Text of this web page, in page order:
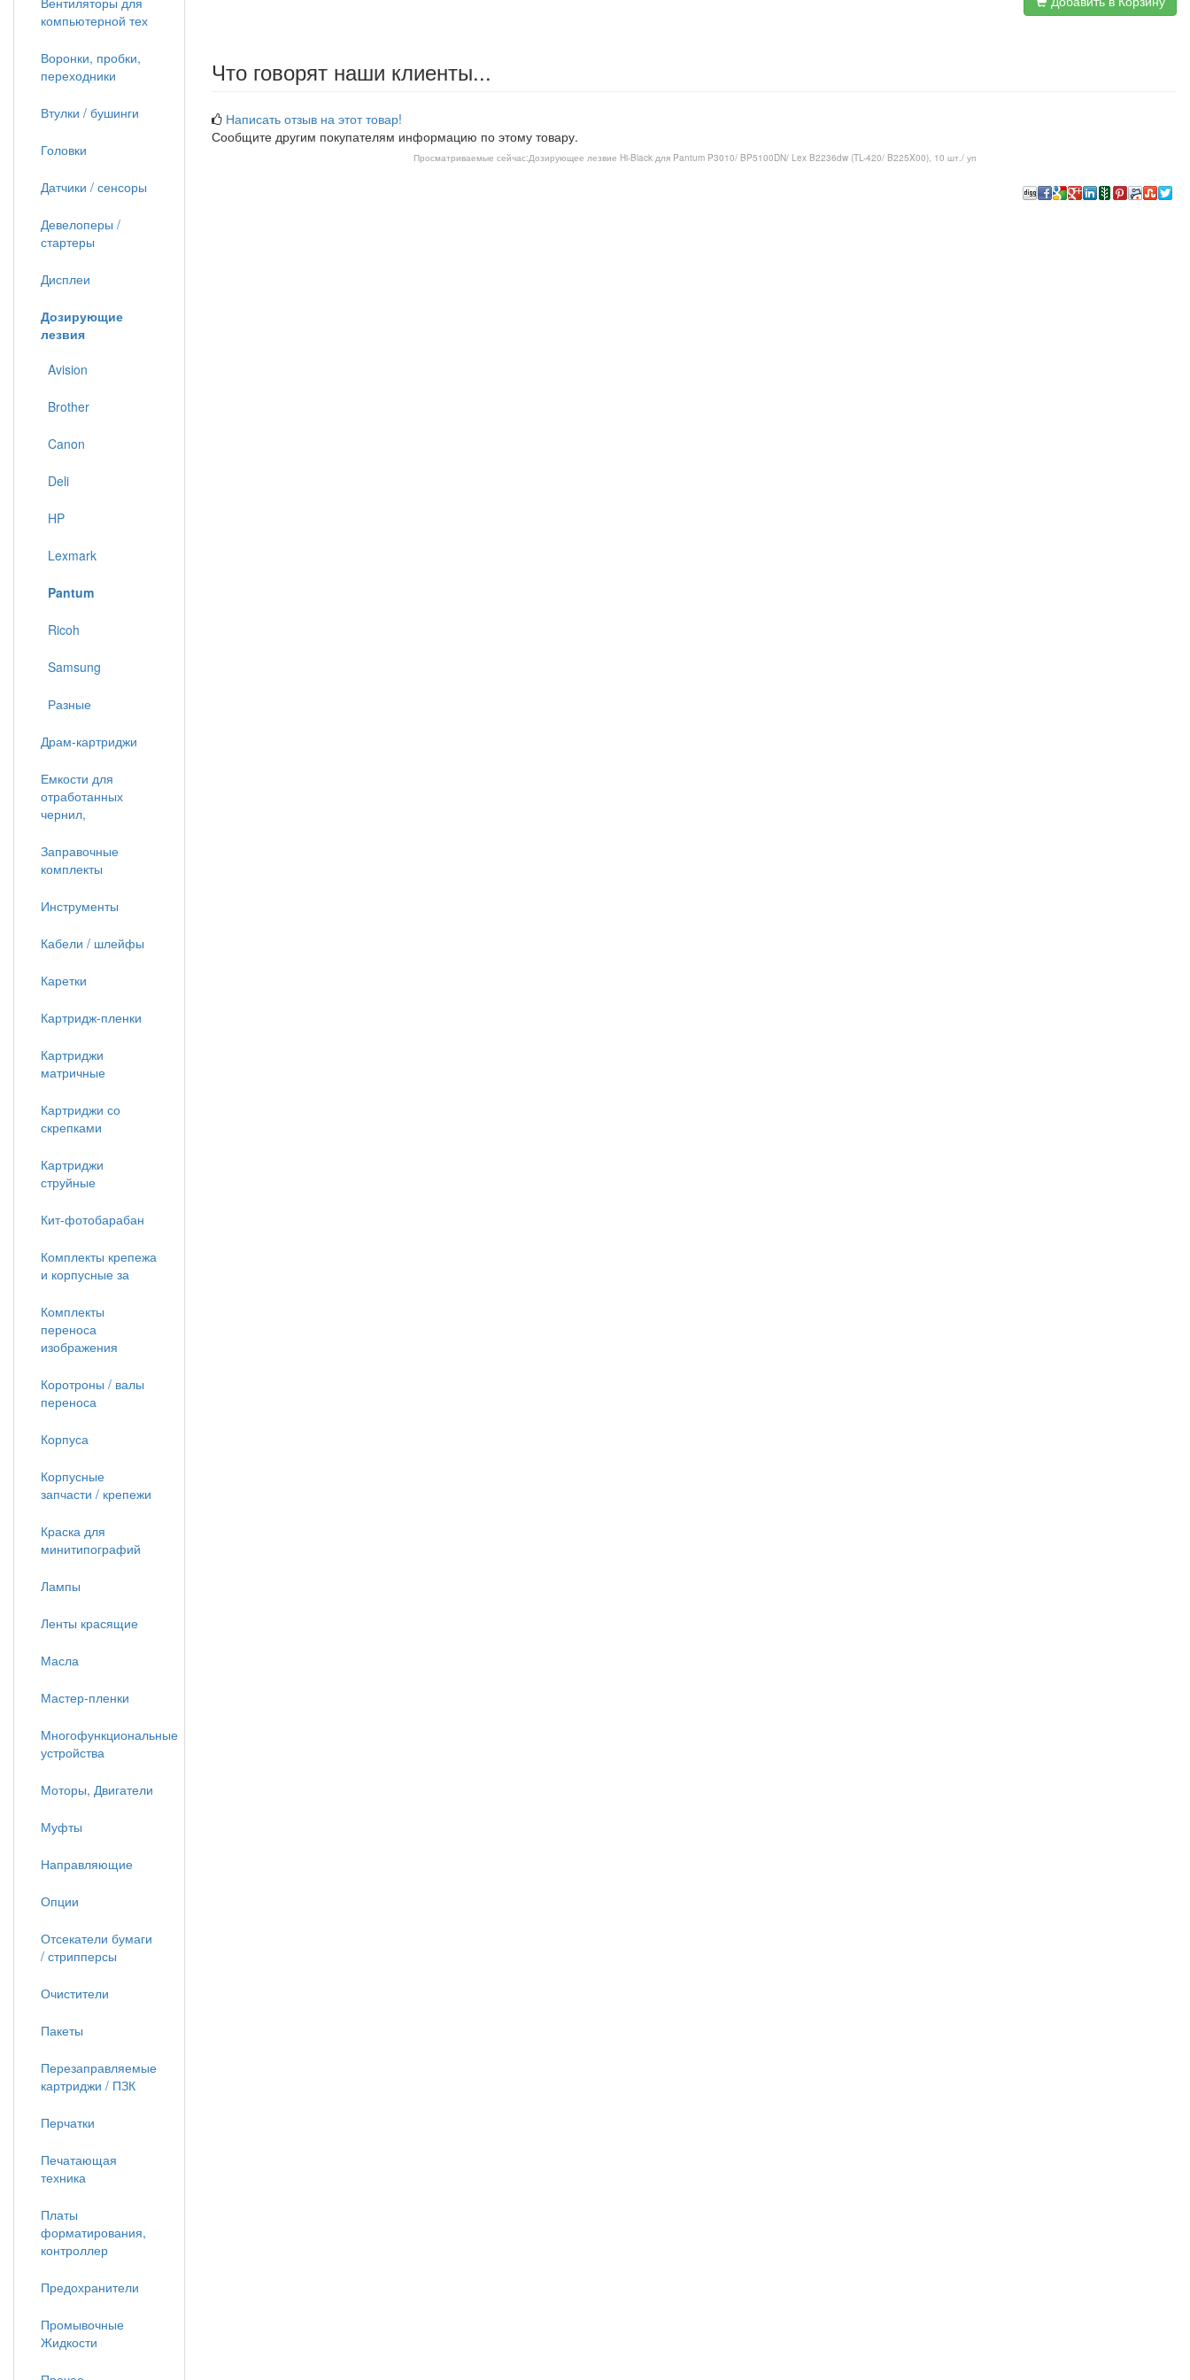
Что говорят наши клиенты...
Написать отзыв на этот товар!
Сообщите другим покупателям информацию по этому товару.
Просматриваемые сейчас:Дозирующее лезвие Hi-Black для Pantum P3010/ BP5100DN/ Lex B2236dw (TL-420/ B225X00), 10 шт./ уп
компьютерной тех
Воронки, пробки,
переходники
Втулки / бушинги
Головки
Датчики / сенсоры
Девелоперы /
стартеры
Дисплеи
Дозирующие
лезвия
Avision
Brother
Canon
Deli
HP
Lexmark
Pantum
Ricoh
Samsung
Разные
Драм-картриджи
Емкости для
отработанных
чернил,
Заправочные
комплекты
Инструменты
Кабели / шлейфы
Каретки
Картридж-пленки
Картриджи
матричные
Картриджи со
скрепками
Картриджи
струйные
Кит-фотобарабан
Комплекты крепежа
и корпусные за
Комплекты
переноса
изображения
Коротроны / валы
переноса
Корпуса
Корпусные
запчасти / крепежи
Краска для
минитипографий
Лампы
Ленты красящие
Масла
Мастер-пленки
Многофункциональные
устройства
Моторы, Двигатели
Муфты
Направляющие
Опции
Отсекатели бумаги
/ стрипперсы
Очистители
Пакеты
Перезаправляемые
картриджи / ПЗК
Перчатки
Печатающая
техника
Платы
форматирования,
контроллер
Предохранители
Промывочные
Жидкости